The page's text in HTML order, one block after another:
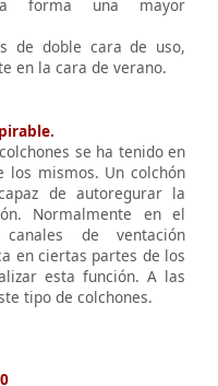
forma una mayor
de doble cara de uso,
en la cara de verano.
se ha tenido en
los mismos. Un colchón
de autoregurar la
Normalmente en el
de ventación
en ciertas partes de los
esta función. A las
tipo de colchones.